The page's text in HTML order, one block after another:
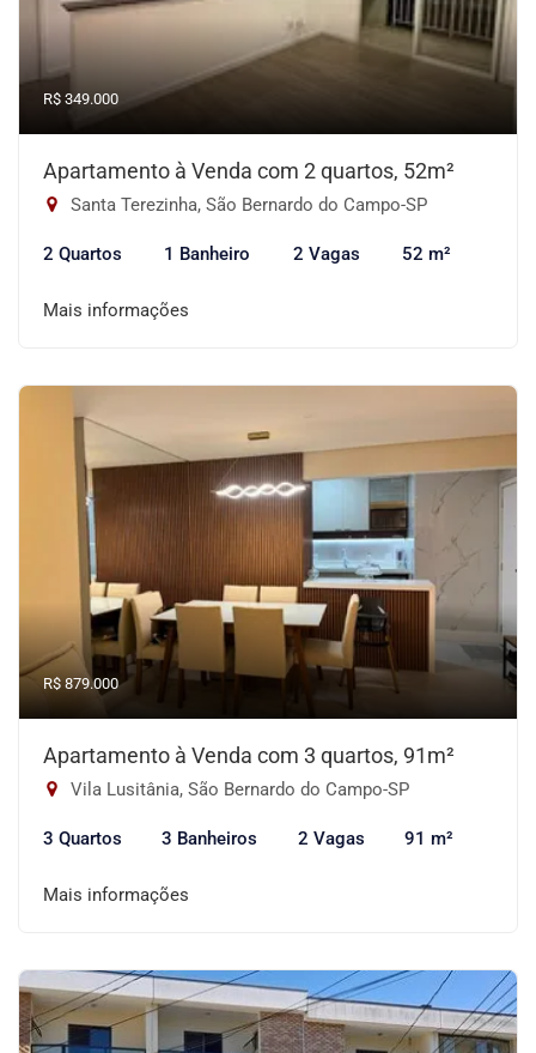
R$ 349.000
Apartamento à Venda com 2 quartos, 52m²
Santa Terezinha, São Bernardo do Campo-SP
2 Quartos 1 Banheiro 2 Vagas 52 m²
Mais informações
R$ 879.000
Apartamento à Venda com 3 quartos, 91m²
Vila Lusitânia, São Bernardo do Campo-SP
3 Quartos 3 Banheiros 2 Vagas 91 m²
Mais informações